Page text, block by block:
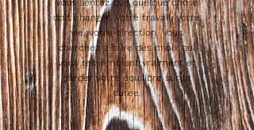
Vous sentez que quelque chose
doit changer. Votre travail, votre
vie, votre direction. Vous
cherchez à faire des choix qui
vous ressemblent vraiment et
garder votre équilibre sur la
durée.